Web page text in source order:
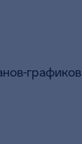
графиков